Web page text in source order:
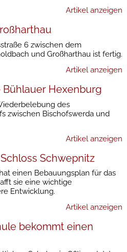
Artikel anzeigen
6 zwischen dem
und Großharthau ist fertig.
Artikel anzeigen
Hexenburg
des
zwischen Bischofswerda und
Artikel anzeigen
Schwepnitz
einen Bebauungsplan für das
sie eine wichtige
Entwicklung.
Artikel anzeigen
bekommt einen